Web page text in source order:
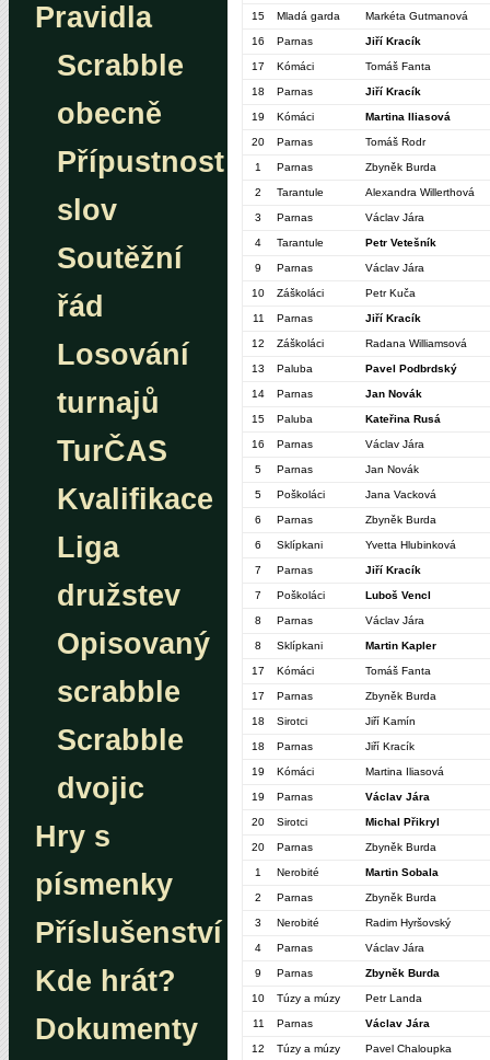
Pravidla
Scrabble
obecně
Přípustnost
slov
Soutěžní
řád
Losování
turnajů
TurČAS
Kvalifikace
Liga
družstev
Opisovaný
scrabble
Scrabble
dvojic
Hry s
písmenky
Příslušenství
Kde hrát?
Dokumenty
15 Mladá garda Markéta Gutmanová
16 Parnas Jiří Kracík
17 Kómáci Tomáš Fanta
18 Parnas Jiří Kracík
19 Kómáci Martina Iliasová
20 Parnas Tomáš Rodr
1 Parnas Zbyněk Burda
2 Tarantule Alexandra Willerthová
3 Parnas Václav Jára
4 Tarantule Petr Vetešník
9 Parnas Václav Jára
10 Záškoláci Petr Kuča
11 Parnas Jiří Kracík
12 Záškoláci Radana Williamsová
13 Paluba Pavel Podbrdský
14 Parnas Jan Novák
15 Paluba Kateřina Rusá
16 Parnas Václav Jára
5 Parnas Jan Novák
5 Poškoláci Jana Vacková
6 Parnas Zbyněk Burda
6 Sklípkani Yvetta Hlubinková
7 Parnas Jiří Kracík
7 Poškoláci Luboš Vencl
8 Parnas Václav Jára
8 Sklípkani Martin Kapler
17 Kómáci Tomáš Fanta
17 Parnas Zbyněk Burda
18 Sirotci Jiří Kamín
18 Parnas Jiří Kracík
19 Kómáci Martina Iliasová
19 Parnas Václav Jára
20 Sirotci Michal Přikryl
20 Parnas Zbyněk Burda
1 Nerobité Martin Sobala
2 Parnas Zbyněk Burda
3 Nerobité Radim Hyršovský
4 Parnas Václav Jára
9 Parnas Zbyněk Burda
10 Túzy a múzy Petr Landa
11 Parnas Václav Jára
12 Túzy a múzy Pavel Chaloupka